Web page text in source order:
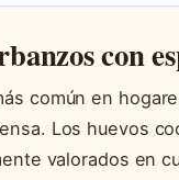
con
común en
Los huevos
valorados en